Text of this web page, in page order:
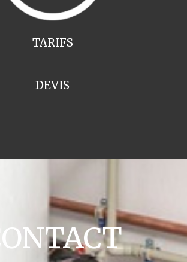
TARIFS
DEVIS
CONTACT